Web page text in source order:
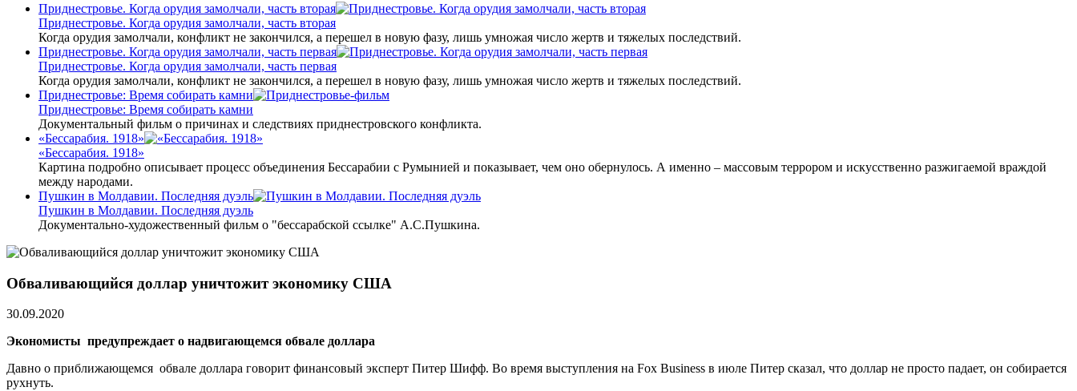
Приднестровье. Когда орудия замолчали, часть вторая
Приднестровье. Когда орудия замолчали, часть вторая
Когда орудия замолчали, конфликт не закончился, а перешел в новую фазу, лишь умножая число жертв и тяжелых последствий.
Приднестровье. Когда орудия замолчали, часть первая
Приднестровье. Когда орудия замолчали, часть первая
Когда орудия замолчали, конфликт не закончился, а перешел в новую фазу, лишь умножая число жертв и тяжелых последствий.
Приднестровье: Время собирать камни
Приднестровье: Время собирать камни
Документальный фильм о причинах и следствиях приднестровского конфликта.
«Бессарабия. 1918»
«Бессарабия. 1918»
Картина подробно описывает процесс объединения Бессарабии с Румынией и показывает, чем оно обернулось. А именно – массовым террором и искусственно разжигаемой враждой
между народами.
Пушкин в Молдавии. Последняя дуэль
Пушкин в Молдавии. Последняя дуэль
Документально-художественный фильм о "бессарабской ссылке" А.С.Пушкина.
Обваливающийся доллар уничтожит экономику США
30.09.2020
Экономисты предупреждает о надвигающемся обвале доллара
Давно о приближающемся обвале доллара говорит финансовый эксперт Питер Шифф. Во время выступления на Fox Business в июле Питер сказал, что доллар не просто падает, он собирается
рухнуть.